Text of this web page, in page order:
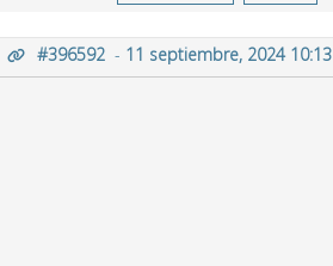
#396592 - 11 septiembre, 2024 10:13